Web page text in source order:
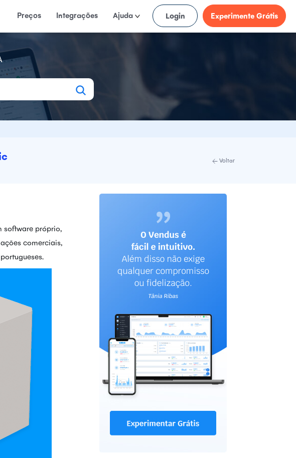
Preços Integrações Ajuda Login Experimente Grátis
Voltar
software próprio,
comerciais,